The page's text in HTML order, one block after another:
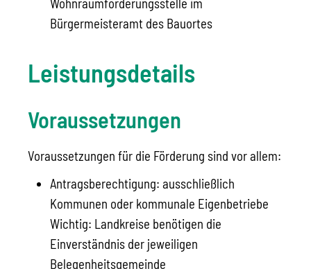
Bürgermeisteramt des Bauortes
Leistungsdetails
Voraussetzungen
Voraussetzungen für die Förderung sind vor allem:
Antragsberechtigung: ausschließlich
Kommunen oder kommunale Eigenbetriebe
Wichtig: Landkreise benötigen die
Einverständnis der jeweiligen
Belegenheitsgemeinde